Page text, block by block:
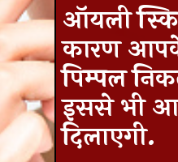
ऑयली
कारण
पिम्पल
इससे भी
दिलाएगी.